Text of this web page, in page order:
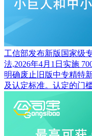
工信部发布新版国家级
法,2026年4月1日实施
明确废止旧版中专精特
及认定标准。认定的门